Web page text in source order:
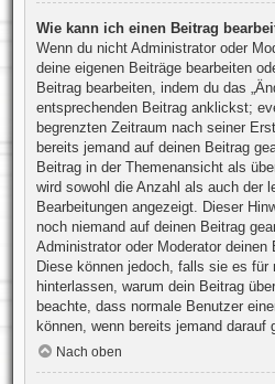
Wie kann ich einen Beitrag
Wenn du nicht Administrator oder
deine eigenen Beiträge bearbeiten
Beitrag bearbeiten, indem du das
entsprechenden Beitrag anklickst;
begrenzten Zeitraum nach seiner
bereits jemand auf deinen Beitrag
Beitrag in der Themenansicht als
wird sowohl die Anzahl als auch der
Bearbeitungen angezeigt. Dieser
noch niemand auf deinen Beitrag
Administrator oder Moderator deinen
Diese können jedoch, falls sie es für
hinterlassen, warum dein Beitrag
beachte, dass normale Benutzer
können, wenn bereits jemand darauf
Nach oben